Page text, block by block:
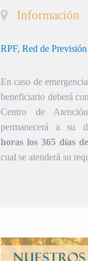
Información
RPF, Red de
En caso de
beneficiario deberá
Centro de
permanecerá a su
horas los 365 días
cual se atenderá su